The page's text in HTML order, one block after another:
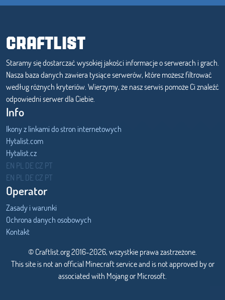
CRAFTLIST
Staramy się dostarczać wysokiej jakości informacje o serwerach i grach.
Nasza baza danych zawiera tysiące serwerów, które możesz filtrować
według różnych kryteriów. Wierzymy, że nasz serwis pomoże Ci znaleźć
odpowiedni serwer dla Ciebie.
Info
Ikony z linkami do stron internetowych
Hytalist.com
Hytalist.cz
Hytamods.org
EN PL DECZ PT
EN PL DECZ PT
Operator
Zasady i warunki
Ochrona danych osobowych
Kontakt
© Craftlist.org 2016-2026, wszystkie prawa zastrzeżone.
This site is not an official Minecraft service and is not approved by or
associated with Mojang or Microsoft.